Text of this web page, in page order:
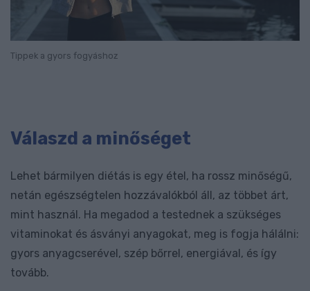
Tippek a gyors fogyáshoz
Válaszd a minőséget
Lehet bármilyen diétás is egy étel, ha rossz minőségű,
netán egészségtelen hozzávalókból áll, az többet árt,
mint használ. Ha megadod a testednek a szükséges
vitaminokat és ásványi anyagokat, meg is fogja hálálni:
gyors anyagcserével, szép bőrrel, energiával, és így
tovább.